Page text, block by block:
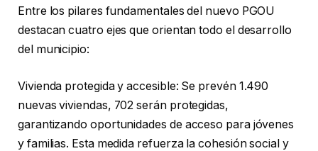
Entre los pilares fundamentales del nuevo PGOU
destacan cuatro ejes que orientan todo el desarrollo
del municipio:
Vivienda protegida y accesible: Se prevén 1.490
nuevas viviendas, 702 serán protegidas,
garantizando oportunidades de acceso para jóvenes
y familias. Esta medida refuerza la cohesión social y